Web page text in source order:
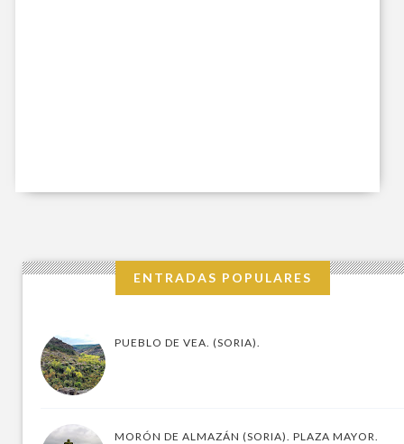
ENTRADAS POPULARES
PUEBLO DE VEA. (SORIA).
MORÓN DE ALMAZÁN (SORIA). PLAZA MAYOR.